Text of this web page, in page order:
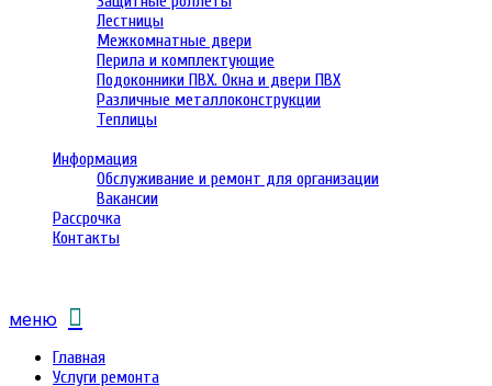
Лестницы
Межкомнатные двери
Перила и комплектующие
Подоконники ПВХ. Окна и двери ПВХ
Различные металлоконструкции
Теплицы
Информация
Обслуживание и ремонт для организации
Вакансии
Рассрочка
Контакты
меню
Главная
Услуги ремонта